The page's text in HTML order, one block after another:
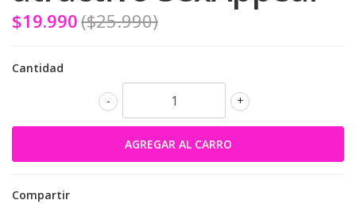
$19.990($25.990)
Cantidad
+
-
Compartir